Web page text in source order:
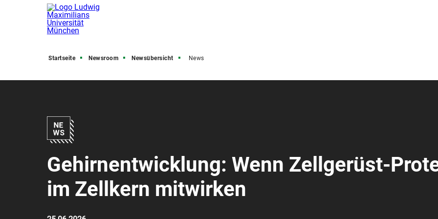
Startseite Newsroom Newsübersicht News
Gehirnentwicklung: Wenn Zellgerüst-
im Zellkern mitwirken